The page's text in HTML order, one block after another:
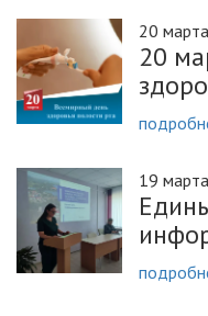
20
20
19